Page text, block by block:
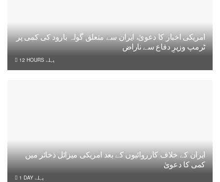
امریکی اخبار کا دعویٰ، ایران سے متعلق گولہ بارود کی کمی پر
ٹرمپ وزیرِ دفاع سے ناراض
12 HOURS پہلے
ایران کے خلاف کارروائیوں کے بعد امریکی میزائل ذخائر میں
کمی کا دعویٰ
1 DAY پہلے